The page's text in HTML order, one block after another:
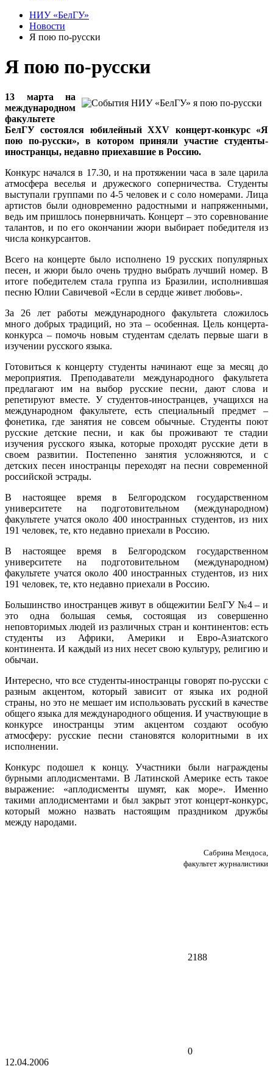
НИУ «БелГУ»
Новости
Я пою по-русски
Я пою по-русски
13 марта на
международном
факультете
БелГУ состоялся юбилейный XXV концерт-конкурс «Я
пою по-русски», в котором приняли участие студенты-
иностранцы, недавно приехавшие в Россию.
Конкурс начался в 17.30, и на протяжении часа в зале царила
атмосфера веселья и дружеского соперничества. Студенты
выступали группами по 4-5 человек и с соло номерами. Лица
артистов были одновременно радостными и напряженными,
ведь им пришлось понервничать. Концерт – это соревнование
талантов, и по его окончании жюри выбирает победителя из
числа конкурсантов.
Всего на концерте было исполнено 19 русских популярных
песен, и жюри было очень трудно выбрать лучший номер. В
итоге победителем стала группа из Бразилии, исполнившая
песню Юлии Савичевой «Если в сердце живет любовь».
За 26 лет работы международного факультета сложилось
много добрых традиций, но эта – особенная. Цель концерта-
конкурса – помочь новым студентам сделать первые шаги в
изучении русского языка.
Готовиться к концерту студенты начинают еще за месяц до
мероприятия. Преподаватели международного факультета
предлагают им на выбор русские песни, дают слова и
репетируют вместе. У студентов-иностранцев, учащихся на
международном факультете, есть специальный предмет –
фонетика, где занятия не совсем обычные. Студенты поют
русские детские песни, и как бы проживают те стадии
изучения русского языка, которые проходят русские дети в
своем развитии. Постепенно занятия усложняются, и с
детских песен иностранцы переходят на песни современной
российской эстрады.
В настоящее время в Белгородском государственном
университете на подготовительном (международном)
факультете учатся около 400 иностранных студентов, из них
191 человек, те, кто недавно приехали в Россию.
В настоящее время в Белгородском государственном
университете на подготовительном (международном)
факультете учатся около 400 иностранных студентов, из них
191 человек, те, кто недавно приехали в Россию.
Большинство иностранцев живут в общежитии БелГУ №4 – и
это одна большая семья, состоящая из совершенно
неповторимых людей из различных стран и континентов: есть
студенты из Африки, Америки и Евро-Азиатского
континента. И каждый из них несет свою культуру, религию и
обычаи.
Интересно, что все студенты-иностранцы говорят по-русски с
разным акцентом, который зависит от языка их родной
страны, но это не мешает им использовать русский в качестве
общего языка для международного общения. И участвующие в
конкурсе иностранцы этим акцентом создают особую
атмосферу: русские песни становятся колоритными в их
исполнении.
Конкурс подошел к концу. Участники были награждены
бурными аплодисментами. В Латинской Америке есть такое
выражение: «аплодисменты шумят, как море». Именно
такими аплодисментами и был закрыт этот концерт-конкурс,
который можно назвать настоящим праздником дружбы
между народами.
Сабрина Мендоса,
факультет журналистики
2188
0
12.04.2006